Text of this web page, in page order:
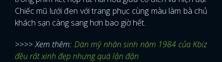
Chiếc mũ lưới đen với trang phục cùng màu làm bà chủ
khách sạn càng sang hơn bao giờ hết.
>>>> Xem thêm: Dàn mỹ nhân sinh năm 1984 của Kbiz
đều rất xinh đẹp nhưng quá lận đận